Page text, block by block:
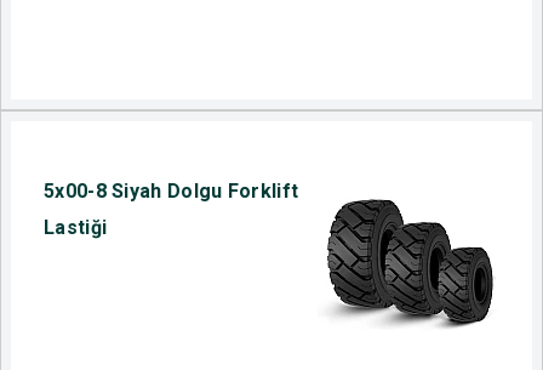
5x00-8 Siyah Dolgu Forklift
Lastiği